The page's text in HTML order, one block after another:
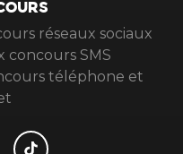
réseaux sociaux
concours SMS
téléphone et